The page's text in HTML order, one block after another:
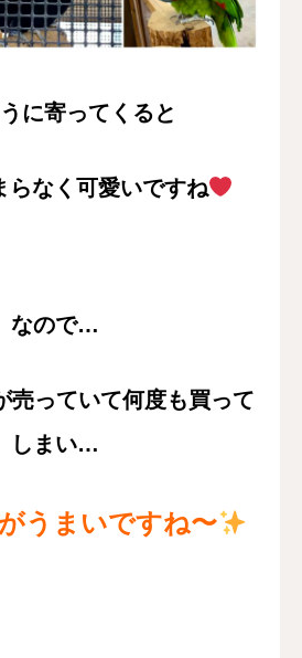
に寄ってくると
らなく可愛いですね
なので…
売っていて何度も買って
しまい…
うまいですね〜